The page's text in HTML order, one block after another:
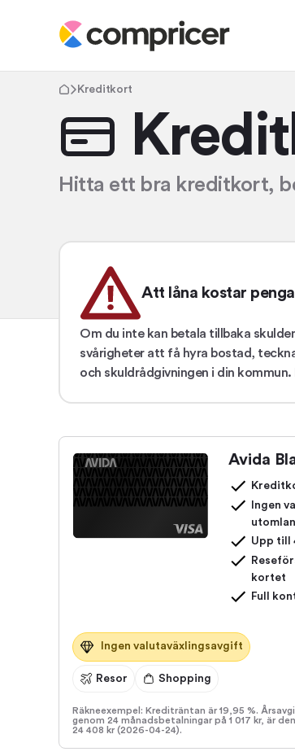
Kreditkort
Hitta ett bra kreditkort,
Att låna kostar
Om du inte kan betala tillbaka
svårigheter att få hyra bostad,
och skuldrådgivningen i din
Avida
Ingen
Upp till
kortet
Full
Ingen valutaväxlingsavgift
Resor Shopping
Räkneexempel: Krediträntan är 19,95 %.
genom 24 månadsbetalningar på 1 017 kr, är
24 408 kr (2026-04-24).